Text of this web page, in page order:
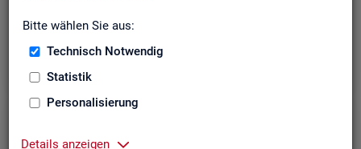
Bitte wählen Sie aus:
Technisch Notwendig
Statistik
Personalisierung
Details anzeigen
Die Gesetze und Verordnungen, die der Arbeit der
Statistik der BA zugrunde liegen, finden Sie hier.